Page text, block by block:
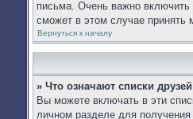
письма. Очень важно включить
сможет в этом случае принять
Вернуться к началу
» Что означают списки
Вы можете включать в эти
личном разделе для